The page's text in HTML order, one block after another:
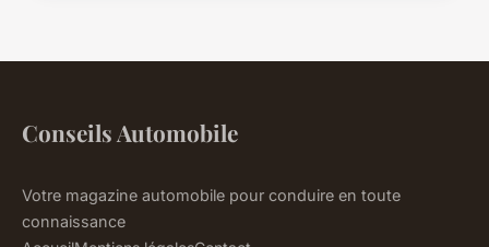
Conseils Automobile
Votre magazine automobile pour conduire en toute
connaissance